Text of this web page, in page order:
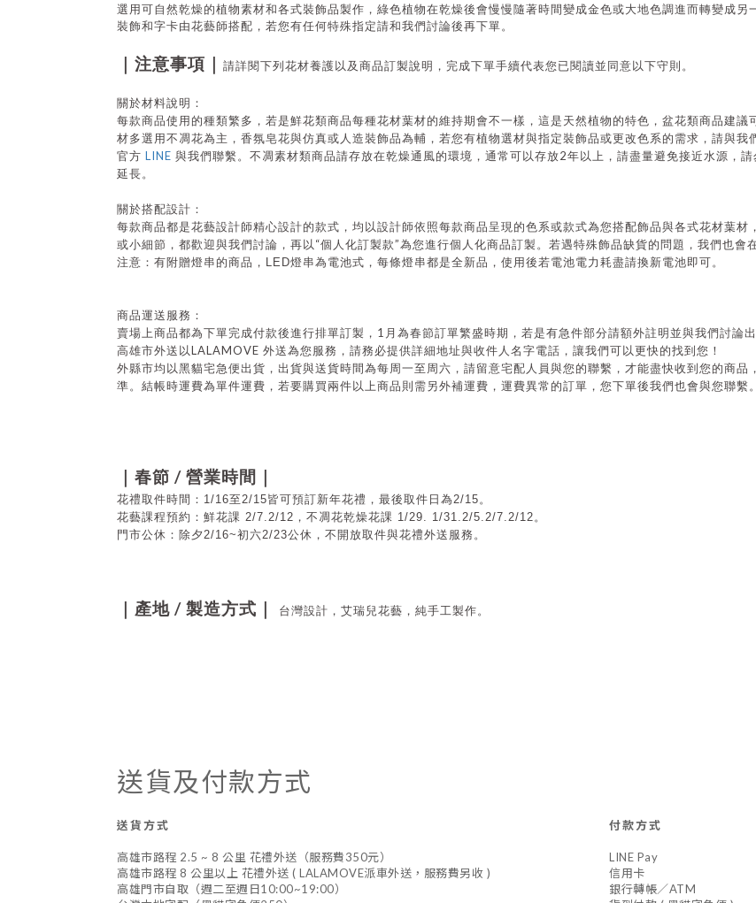
選用可自然乾燥的植物素材和各式裝飾品製作，綠色植物在乾燥後會慢慢隨著時間變成金色或大地色調進而轉變成
裝飾和字卡由花藝師搭配，若您有任何特殊指定請和我們討論後再下單。
｜注意事項｜ 請詳閱下列花材養護以及商品訂製說明，完成下單手續代表您已閱讀並同意以下守則。
關於材料說明：
每款商品使用的種類繁多，若是鮮花類商品每種花材葉材的維持期會不一樣，這是天然植物的特色，盆花類商品建
材多選用不凋花為主，香氛皂花與仿真或人造裝飾品為輔，若您有植物選材與指定裝飾品或更改色系的需求，請與我
官方 LINE 與我們聯繫。不凋素材類商品請存放在乾燥通風的環境，通常可以存放2年以上，請盡量避免接近水源，
延長。
關於搭配設計：
每款商品都是花藝設計師精心設計的款式，均以設計師依照每款商品呈現的色系或款式為您搭配飾品與各式花材葉
或小細節，都歡迎與我們討論，再以 “個人化訂製款”為您進行個人化商品訂製。若遇特殊飾品缺貨的問題，我們也會
注意：有附贈燈串的商品， LED燈串為電池式，每條燈串都是全新品，使用後若電池電力耗盡請換新電池即可。
商品運送服務：
賣場上商品都為下單完成付款後進行排單訂製， 1 月為春節訂單繁盛時期，若是有急件部分請額外註明並與我們討論出
高雄市外送以 LALAMOVE 外送為您服務，請務必提供詳細地址與收件人名字電話，讓我們可以更快的找到您！
外縣市均以黑貓宅急便出貨，出貨與送貨時間為每周一至周六，請留意宅配人員與您的聯繫，才能盡快收到您的商
準。結帳時運費為單件運費，若要購買兩件以上商品則需另外補運費，運費異常的訂單，您下單後我們也會與您聯繫。
｜春節 / 營業時間｜
花禮取件時間：1/16至2/15皆可預訂新年花禮，最後取件日為2/15 。
花藝課程預約：鮮花課 2/7.2/12，不凋花乾燥花課 1/29.
1/31. 2/5.2/7.2/12 。
門市公休： 除夕2/16~初六2/23公休，不開放取件與花禮外送服務。
｜產地 / 製造方式｜ 台灣設計，艾瑞兒花藝，純手工製作。
送貨及付款方式
送貨方式
高雄市路程 2.5 ~ 8 公里 花禮外送（服務費350元）
高雄市路程 8 公里以上 花禮外送 ( LALAMOVE派車外送，服務費另收 )
高雄門市自取（週二至週日10:00~19:00）
付款方式
LINE Pay
信用卡
銀行轉帳／ATM